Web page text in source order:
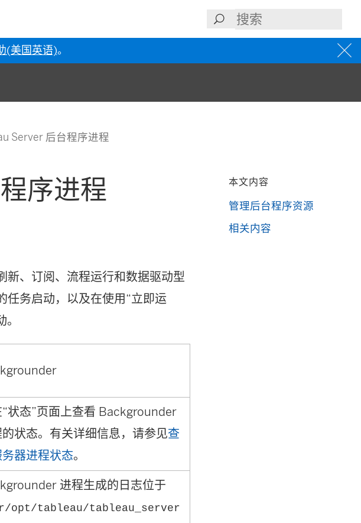
(美国英语)。
Server 后台程序进程
序进程
新、订阅、流程运行和数据驱动型
任务启动，以及在使用“立即运
状态”页面上查看 Backgrounder
状态。有关详细信息，请参见查
器进程状态。
进程生成的日志位于
opt/tableau/tableau_server
本文内容
管理后台程序资源
相关内容